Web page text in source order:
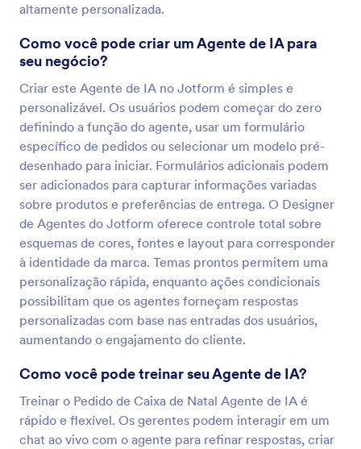
altamente personalizada.
Como você pode criar um Agente de IA para
seu negócio?
Criar este Agente de IA no Jotform é simples e
personalizável. Os usuários podem começar do zero
definindo a função do agente, usar um formulário
específico de pedidos ou selecionar um modelo pré-
desenhado para iniciar. Formulários adicionais podem
ser adicionados para capturar informações variadas
sobre produtos e preferências de entrega. O Designer
de Agentes do Jotform oferece controle total sobre
esquemas de cores, fontes e layout para corresponder
à identidade da marca. Temas prontos permitem uma
personalização rápida, enquanto ações condicionais
possibilitam que os agentes forneçam respostas
personalizadas com base nas entradas dos usuários,
aumentando o engajamento do cliente.
Como você pode treinar seu Agente de IA?
Treinar o Pedido de Caixa de Natal Agente de IA é
rápido e flexível. Os gerentes podem interagir em um
chat ao vivo com o agente para refinar respostas, criar